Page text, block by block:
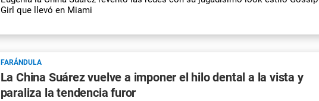
Girl que llevó en Miami
FARÁNDULA
La China Suárez vuelve a imponer el hilo dental a la vista y
paraliza la tendencia furor